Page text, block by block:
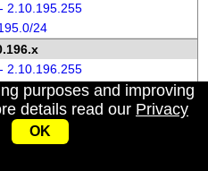
2.10.195.255
24
2.10.196.255
24
2.10.197.255
purposes and improving
details read our Privacy
OK